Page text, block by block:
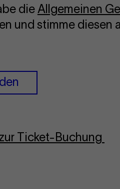
die Allgemeinen
und stimme diesen
Ticket-Buchung